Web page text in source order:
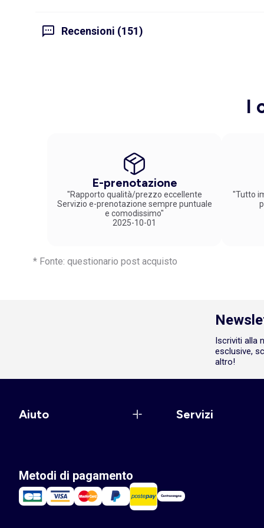
Recensioni (151)
I
E-prenotazione
"Rapporto qualità/prezzo eccellente
Servizio e-prenotazione sempre puntuale
e comodissimo"
2025-10-01
"Tutto
* Fonte: questionario post acquisto
Iscriviti alla
esclusive,
altro!
Aiuto Servizi
Metodi di pagamento